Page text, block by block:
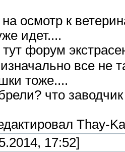
на осмотр к
идет....
форум
все не
тоже....
что заводчик
Thay-Ka
17:52]